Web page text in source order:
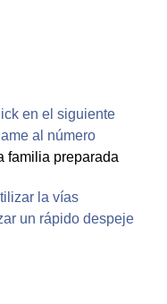
en el siguiente
al número
familia preparada
la vías
un rápido despeje